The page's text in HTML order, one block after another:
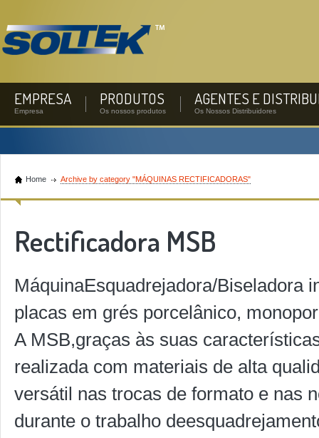
EMPRESA
Empresa
PRODUTOS
Os nossos produtos
AGENTES E
Os Nossos Distribuidores
Home Archive by category "MÁQUINAS RECTIFICADORAS"
Rectificadora MSB
MáquinaEsquadrejadora/Biseladora
placas em grés porcelânico,
A MSB,graças às suas
realizada com materiais de alta
versátil nas trocas de formato e nas
durante o trabalho